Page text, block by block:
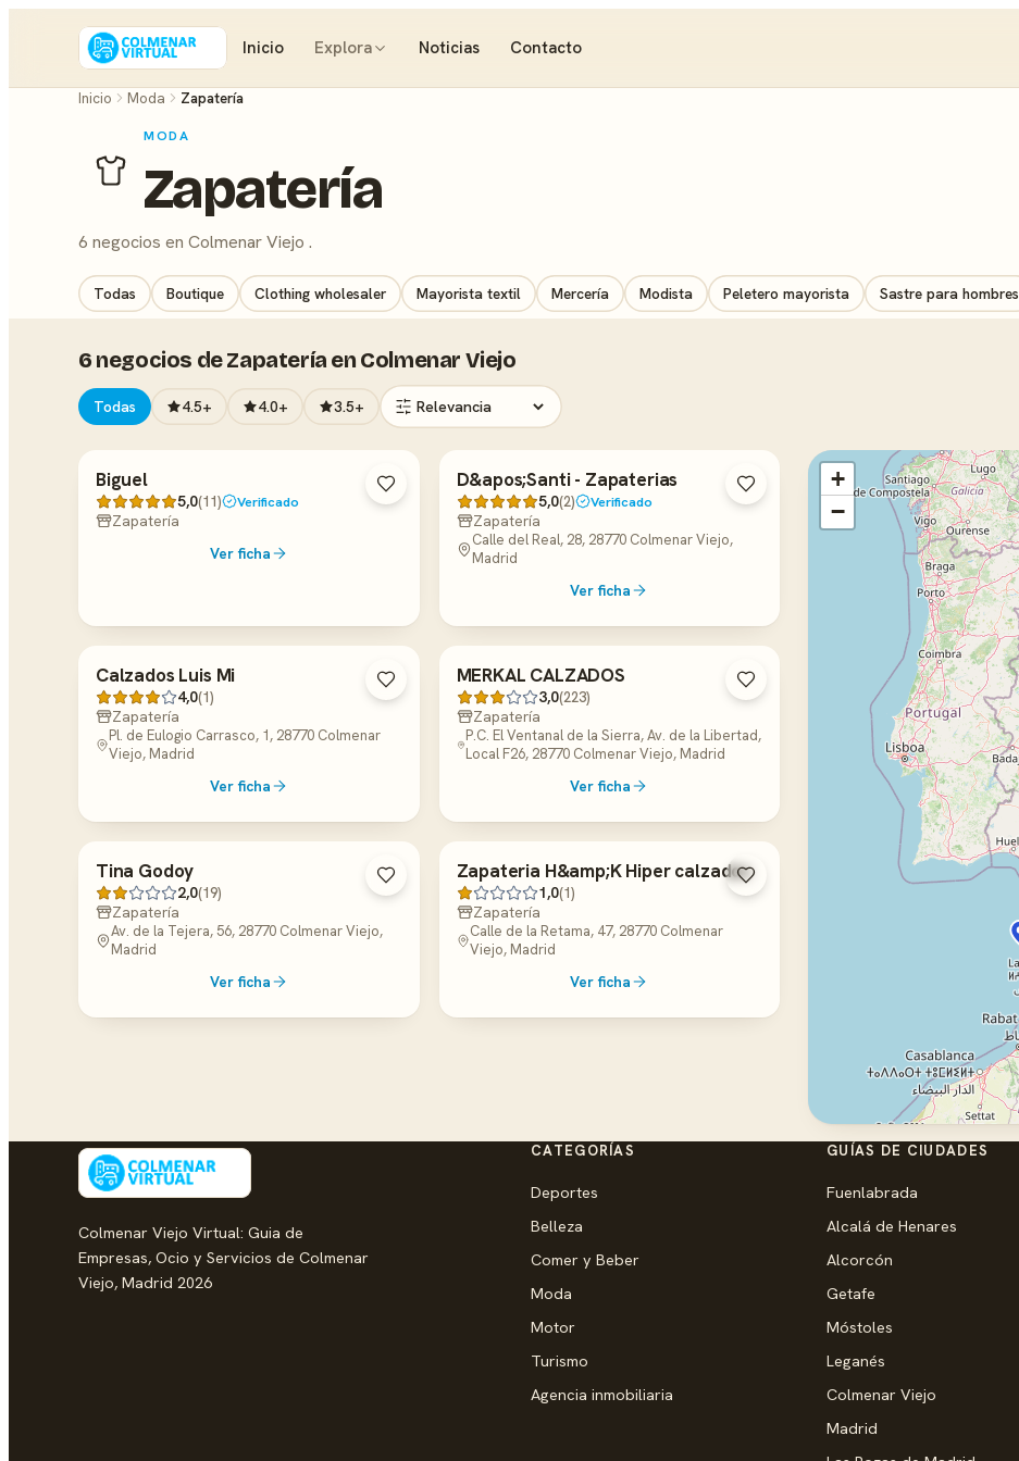
Inicio Explora Noticias Contacto
Inicio Moda Zapatería
MODA
Zapatería
6 negocios en Colmenar Viejo .
Todas Boutique Clothing wholesaler Mayorista textil Mercería Modista Peletero mayorista Sastre para hombres
6 negocios de Zapatería en Colmenar Viejo
Todas 4.5+ 4.0+ 3.5+
Biguel
5,0(11) Verificado
Zapatería
Ver ficha
D&apos;Santi - Zapaterias
5,0(2) Verificado
Zapatería
Calle del Real, 28, 28770 Colmenar Viejo,
Madrid
Ver ficha
Calzados Luis Mi
4,0(1)
Zapatería
Pl. de Eulogio Carrasco, 1, 28770 Colmenar
Viejo, Madrid
Ver ficha
MERKAL CALZADOS
3,0(223)
Zapatería
P.C. El Ventanal de la Sierra, Av. de la Libertad,
Local F26, 28770 Colmenar Viejo, Madrid
Ver ficha
Tina Godoy
2,0(19)
Zapatería
Av. de la Tejera, 56, 28770 Colmenar Viejo,
Madrid
Ver ficha
Zapateria H&amp;K Hiper calzados
1,0(1)
Zapatería
Calle de la Retama, 47, 28770 Colmenar
Viejo, Madrid
Ver ficha
+
−
Colmenar Viejo Virtual: Guia de
Empresas, Ocio y Servicios de Colmenar
Viejo, Madrid 2026
CATEGORÍAS
Deportes
Belleza
Comer y Beber
Moda
Motor
Turismo
Agencia inmobiliaria
GUÍAS DE CIUDADES
Fuenlabrada
Alcalá de Henares
Alcorcón
Getafe
Móstoles
Leganés
Colmenar Viejo
Madrid